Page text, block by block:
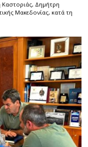
Καστοριάς, Δημήτρη
Μακεδονίας, κατά τη